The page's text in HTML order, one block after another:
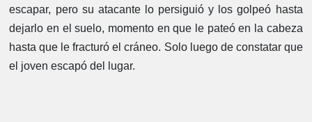
escapar, pero su atacante lo persiguió y los golpeó hasta
dejarlo en el suelo, momento en que le pateó en la cabeza
hasta que le fracturó el cráneo. Solo luego de constatar que
el joven escapó del lugar.